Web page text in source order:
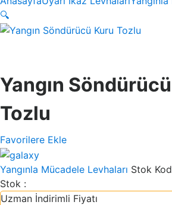
🔍
Yangın
Tozlu
Favorilere Ekle
Yangınla Mücadele Levhaları Stok
Stok :
Uzman İndirimli Fiyatı